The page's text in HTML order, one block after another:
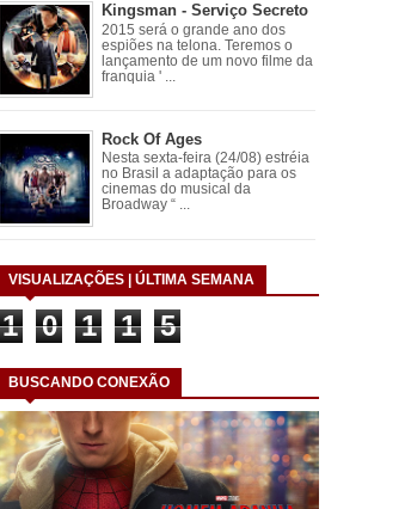
Kingsman - Serviço Secreto
2015 será o grande ano dos
espiões na telona. Teremos o
lançamento de um novo filme da
franquia ' ...
Rock Of Ages
Nesta sexta-feira (24/08) estréia
no Brasil a adaptação para os
cinemas do musical da
Broadway “ ...
VISUALIZAÇÕES | ÚLTIMA SEMANA
1 0 1 1 5
BUSCANDO CONEXÃO